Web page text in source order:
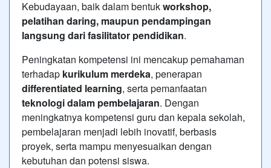
Kebudayaan, baik dalam bentukworkshop,
pelatihan daring, maupun pendampingan
langsung dari fasilitator pendidikan.
Peningkatan kompetensi ini mencakup pemahaman
terhadap kurikulum merdeka, penerapan
differentiated learning, serta pemanfaatan
teknologi dalam pembelajaran. Dengan
meningkatnya kompetensi guru dan kepala sekolah,
pembelajaran menjadi lebih inovatif, berbasis
proyek, serta mampu menyesuaikan dengan
kebutuhan dan potensi siswa.